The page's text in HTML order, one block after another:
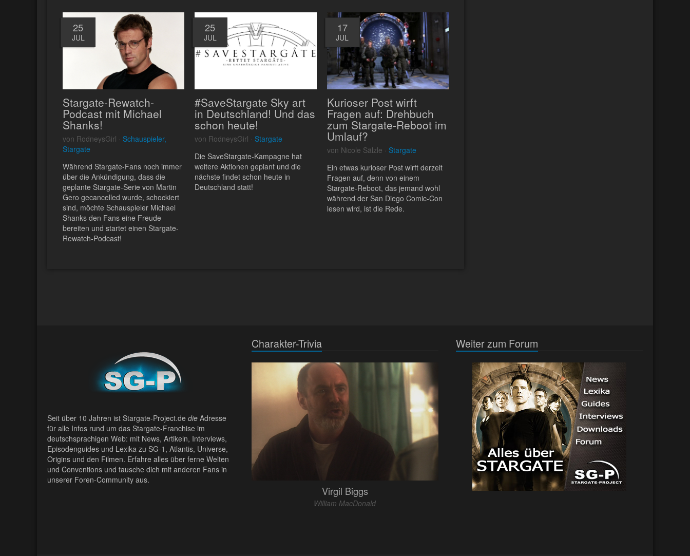
25
JUL
Stargate-Rewatch-
Podcast mit Michael
Shanks!
von RodneysGirl · Schauspieler,
Stargate
Während Stargate-Fans noch immer
über die Ankündigung, dass die
geplante Stargate-Serie von Martin
Gero gecancelled wurde, schockiert
sind, möchte Schauspieler Michael
Shanks den Fans eine Freude
bereiten und startet einen Stargate-
Rewatch-Podcast!
25
JUL
#SaveStargate Sky art
in Deutschland! Und das
schon heute!
von RodneysGirl · Stargate
Die SaveStargate-Kampagne hat
weitere Aktionen geplant und die
nächste findet schon heute in
Deutschland statt!
17
JUL
Kurioser Post wirft
Fragen auf: Drehbuch
zum Stargate-Reboot im
Umlauf?
von Nicole Sälzle · Stargate
Ein etwas kurioser Post wirft derzeit
Fragen auf, denn von einem
Stargate-Reboot, das jemand wohl
während der San Diego Comic-Con
lesen wird, ist die Rede.
Seit über 10 Jahren ist Stargate-Project.de die Adresse
für alle Infos rund um das Stargate-Franchise im
deutschsprachigen Web: mit News, Artikeln, Interviews,
Episodenguides und Lexika zu SG-1, Atlantis, Universe,
Origins und den Filmen. Erfahre alles über ferne Welten
und Conventions und tausche dich mit anderen Fans in
unserer Foren-Community aus.
Charakter-Trivia
Virgil Biggs
William MacDonald
Weiter zum Forum